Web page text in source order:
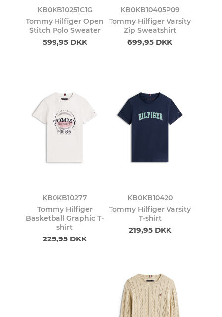
KB0KB10251C1G
Tommy Hilfiger Open
Stitch Polo Sweater
599,95 DKK
KB0KB10405P09
Tommy Hilfiger Varsity
Zip Sweatshirt
699,95 DKK
KB0KB10277
Tommy Hilfiger
Basketball Graphic T-
shirt
229,95 DKK
KB0KB10420
Tommy Hilfiger Varsity
T-shirt
219,95 DKK